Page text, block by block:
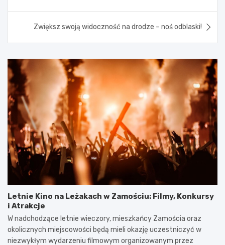
Zwiększ swoją widoczność na drodze – noś odblaski!
Letnie Kino na Leżakach w Zamościu: Filmy, Konkursy
i Atrakcje
W nadchodzące letnie wieczory, mieszkańcy Zamościa oraz
okolicznych miejscowości będą mieli okazję uczestniczyć w
niezwykłym wydarzeniu filmowym organizowanym przez